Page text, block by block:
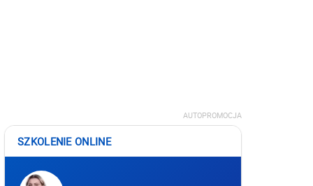
AUTOPROMOCJA
SZKOLENIE ONLINE